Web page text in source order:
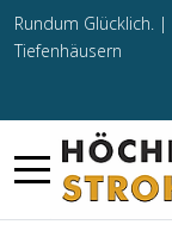
Rundum Glücklich. |
Tiefenhäusern